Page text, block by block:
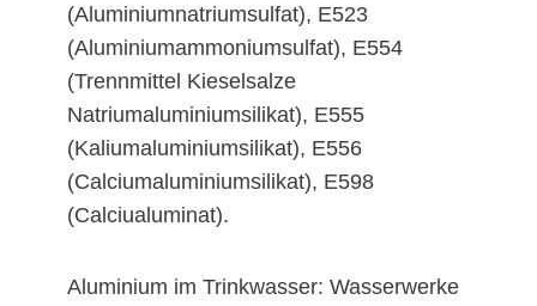
(Aluminiumnatriumsulfat), E523
(Aluminiumammoniumsulfat), E554
(Trennmittel Kieselsalze
Natriumaluminiumsilikat), E555
(Kaliumaluminiumsilikat), E556
(Calciumaluminiumsilikat), E598
(Calciualuminat).
Aluminium im Trinkwasser: Wasserwerke